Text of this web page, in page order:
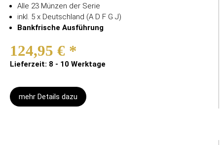
Alle 23 Münzen der Serie
inkl. 5 x Deutschland (A D F G J)
Bankfrische Ausführung
124,95 € *
Lieferzeit: 8 - 10 Werktage
mehr Details dazu